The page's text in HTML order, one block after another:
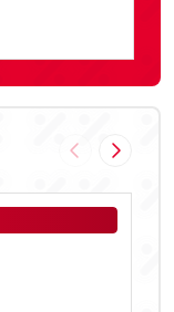
FECHAR
FECHAR
Imagem